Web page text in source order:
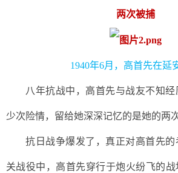
两次被捕
1940年6月，高首先在延
八年抗战中，高首先与战友不知
少次险情，留给她深深记忆的是她的两
抗日战争爆发了，真正对高首先
关战役中，高首先穿行于炮火纷飞的